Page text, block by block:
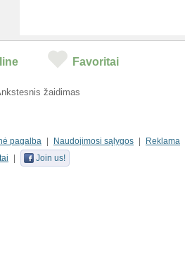
Favoritai
žaidimas
pagalba Naudojimosi sąlygos Reklama
Join us!